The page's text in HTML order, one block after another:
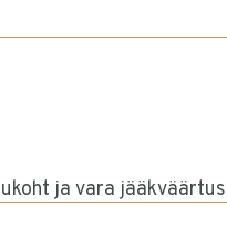
ja vara jääkväärtus